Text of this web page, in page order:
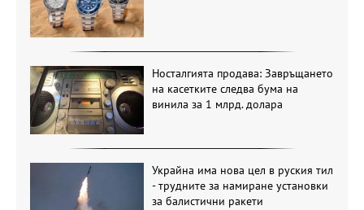
Носталгията продава: Завръщането
на касетките следва бума на
винила за 1 млрд. долара
Украйна има нова цел в руския тил
- трудните за намиране установки
за балистични ракети